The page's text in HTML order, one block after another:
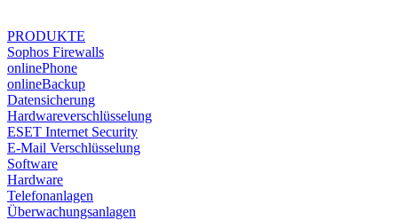
PRODUKTE
Sophos Firewalls
onlinePhone
onlineBackup
Datensicherung
Hardwareverschlüsselung
ESET Internet Security
E-Mail Verschlüsselung
Software
Hardware
Telefonanlagen
Überwachungsanlagen